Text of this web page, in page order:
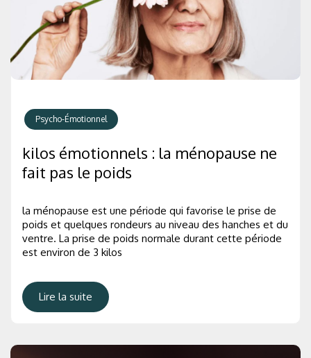
Psycho-Émotionnel
kilos émotionnels : la ménopause ne
fait pas le poids
la ménopause est une période qui favorise le prise de
poids et quelques rondeurs au niveau des hanches et du
ventre. La prise de poids normale durant cette période
est environ de 3 kilos
Lire la suite